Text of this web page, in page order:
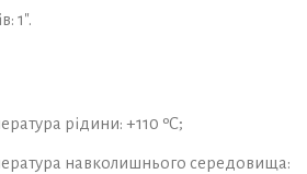
1″.
рідини: +110 ºC;
навколишнього середовища: